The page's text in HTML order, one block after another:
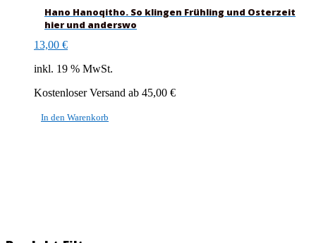
Hano Hanoqitho. So klingen Frühling und Osterzeit
hier und anderswo
13,00 €
inkl. 19 % MwSt.
Kostenloser Versand ab 45,00 €
In den Warenkorb